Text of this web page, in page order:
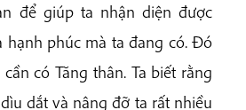
để giúp ta nhận diện được
hạnh phúc mà ta đang có. Đó
có Tăng thân. Ta biết rằng
dắt và nâng đỡ ta rất nhiều